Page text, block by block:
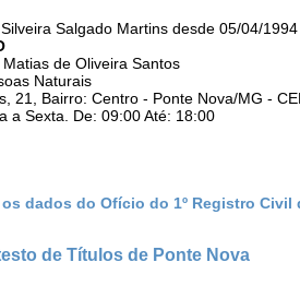
Salgado Martins desde 05/04/1994
de Oliveira Santos
Naturais
21, Bairro: Centro - Ponte Nova/MG -
a Sexta. De: 09:00 Até: 18:00
dados do Ofício do 1º Registro Civil
de Títulos de Ponte Nova